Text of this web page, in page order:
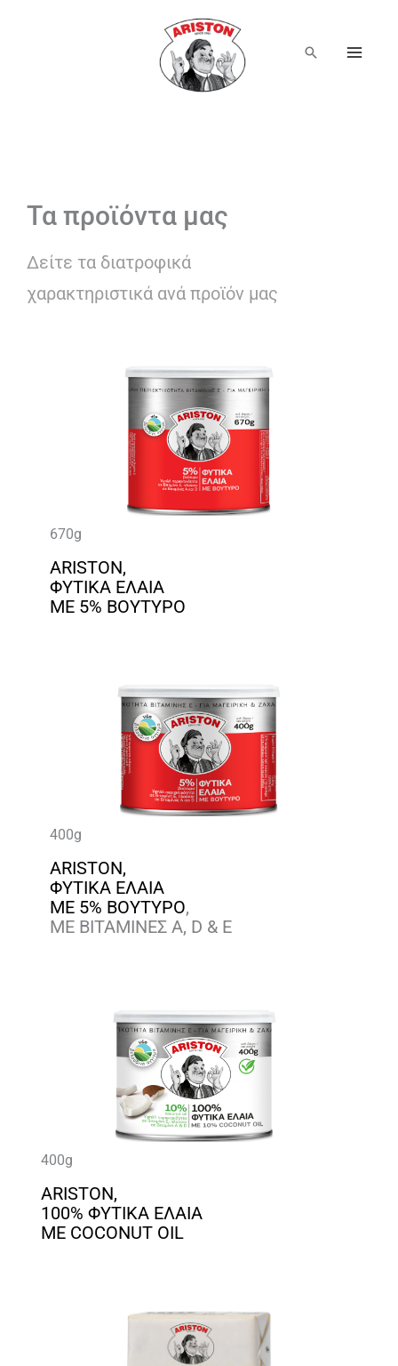
Αναζήτηση
Τα προϊόντα μας
Δείτε τα διατροφικά
χαρακτηριστικά ανά προϊόν μας
670g
ARISTON,
ΦΥΤΙΚΑ ΕΛΑΙΑ
ΜΕ 5% ΒΟΥΤΥΡΟ
400g
ARISTON,
ΦΥΤΙΚΑ ΕΛΑΙΑ
ΜΕ 5% ΒΟΥΤΥΡΟ,
ΜΕ ΒΙΤΑΜΙΝΕΣ A, D & E
400g
ARISTON,
100% ΦΥΤΙΚΑ ΕΛΑΙΑ
ΜΕ COCONUT OIL